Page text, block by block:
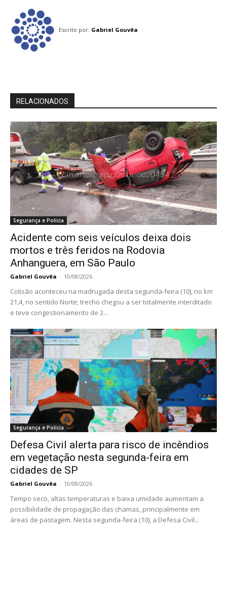
Escrito por: Gabriel Gouvêa
RELACIONADOS
Segurança e Polícia
Acidente com seis veículos deixa dois
mortos e três feridos na Rodovia
Anhanguera, em São Paulo
Gabriel Gouvêa - 10/08/2026
Colisão aconteceu na madrugada desta segunda-feira (10), no km
21,4, no sentido Norte; trecho chegou a ser totalmente interditado
e teve congestionamento de 2...
Segurança e Polícia
Defesa Civil alerta para risco de incêndios
em vegetação nesta segunda-feira em
cidades de SP
Gabriel Gouvêa - 10/08/2026
Tempo seco, altas temperaturas e baixa umidade aumentam a
possibilidade de propagação das chamas, principalmente em
áreas de pastagem. Nesta segunda-feira (10), a Defesa Civil...